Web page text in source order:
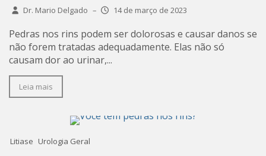
Dr. Mario Delgado – 14 de março de 2023
Pedras nos rins podem ser dolorosas e causar danos se
não forem tratadas adequadamente. Elas não só
causam dor ao urinar,...
Leia mais
Litiase Urologia Geral